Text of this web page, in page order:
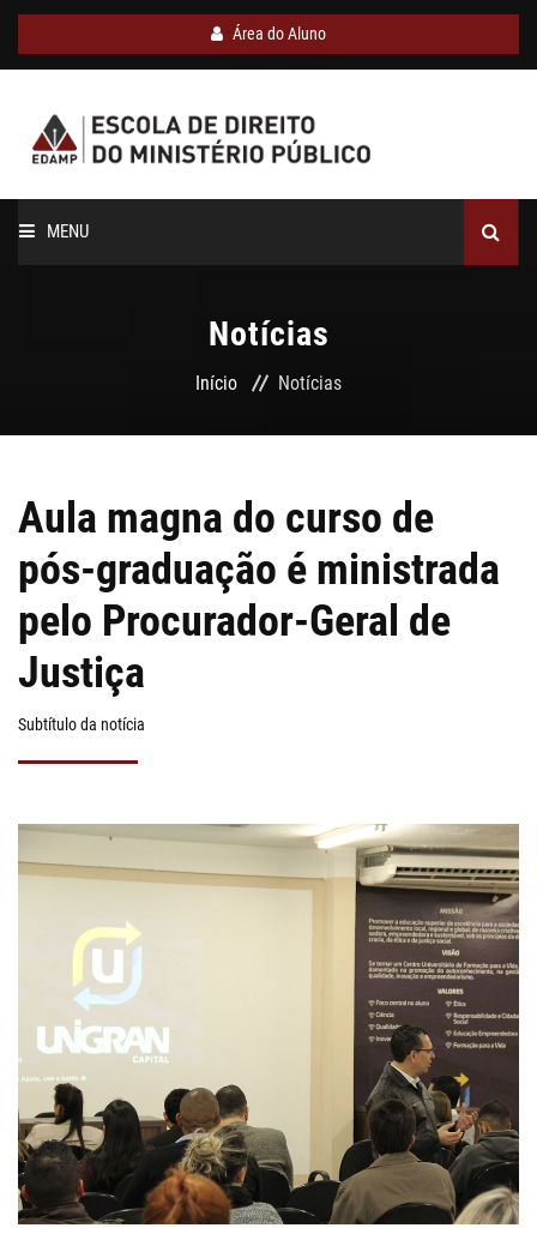
Área do Aluno
MENU
CURSOS
CORPO DOCENTE
NOTÍCIAS
CONTATO
ÁREA DO ALUNO
Notícias
Início Notícias
Aula magna do curso de
pós-graduação é ministrada
pelo Procurador-Geral de
Justiça
Subtítulo da notícia